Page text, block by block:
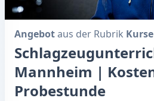
Angebotaus der Rubrik
Mannheim |
Probestunde